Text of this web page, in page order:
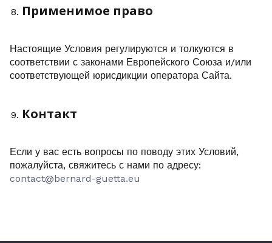
Применимое право
Настоящие Условия регулируются и толкуются в
соответствии с законами Европейского Союза и/или
соответствующей юрисдикции оператора Сайта.
Контакт
Если у вас есть вопросы по поводу этих Условий,
пожалуйста, свяжитесь с нами по адресу:
contact@bernard-guetta.eu